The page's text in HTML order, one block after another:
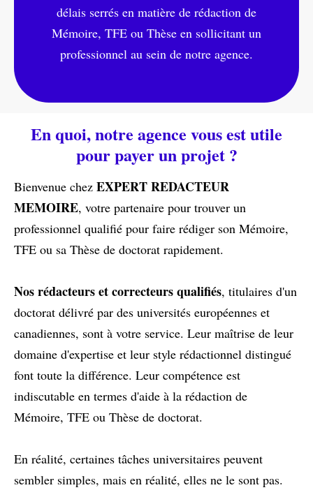
délais serrés en matière de rédaction de
Mémoire, TFE ou Thèse en sollicitant un
professionnel au sein de notre agence.
En quoi, notre agence vous est utile
pour payer un projet ?
Bienvenue chez EXPERT REDACTEUR
MEMOIRE, votre partenaire pour trouver un
professionnel qualifié pour faire rédiger son Mémoire,
TFE ou sa Thèse de doctorat rapidement.
Nos rédacteurs et correcteurs qualifiés, titulaires d'un
doctorat délivré par des universités européennes et
canadiennes, sont à votre service. Leur maîtrise de leur
domaine d'expertise et leur style rédactionnel distingué
font toute la différence. Leur compétence est
indiscutable en termes d'aide à la rédaction de
Mémoire, TFE ou Thèse de doctorat.
En réalité, certaines tâches universitaires peuvent
sembler simples, mais en réalité, elles ne le sont pas.